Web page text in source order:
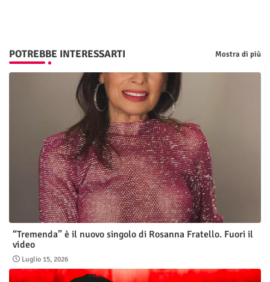
POTREBBE INTERESSARTI Mostra di più
“Tremenda” è il nuovo singolo di Rosanna Fratello. Fuori il
video
Luglio 15, 2026